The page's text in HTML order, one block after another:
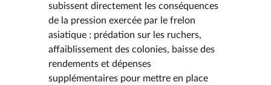
subissent directement les conséquences
de la pression exercée par le frelon
asiatique : prédation sur les ruchers,
affaiblissement des colonies, baisse des
rendements et dépenses
supplémentaires pour mettre en place